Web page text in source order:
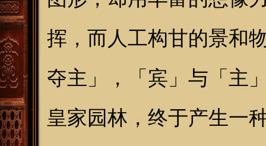
挥，而人工构甘的景和
夺主」，「宾」与「主
皇家园林，终于产生一